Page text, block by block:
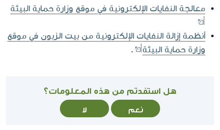
معالجة النفايات الإلكترونية في موقع وزارة حماية البيئة
أنظمة إزالة النفايات الإلكترونية من بيت الزبون في موقع
وزارة حماية البيئة
.
هل استفدتم من هذه المعلومات؟
نعم لا